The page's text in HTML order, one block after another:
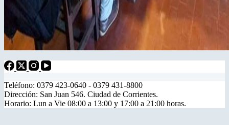
Teléfono: 0379 423-0640 - 0379 431-8800
Dirección: San Juan 546. Ciudad de Corrientes.
Horario: Lun a Vie 08:00 a 13:00 y 17:00 a 21:00 horas.